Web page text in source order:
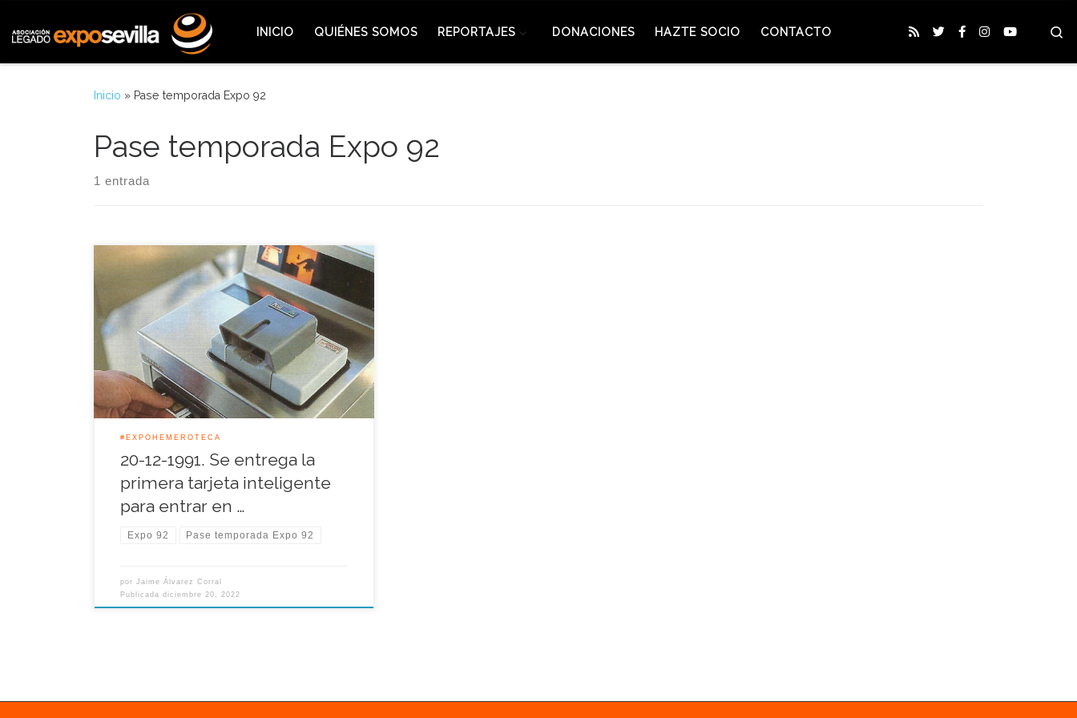
INICIO QUIÉNES SOMOS REPORTAJES DONACIONES HAZTE SOCIO CONTACTO
Inicio » Pase temporada Expo 92
Pase temporada Expo 92
1 entrada
El sistema de canje de la tarjeta Expo por la del
pase definitivo de temporada se presentó aquel 20
de diciembre de 1991 en un acto en el que se
entregó el primer pase de temporada a Ángel
Martínez Tarín, poseedor de la primera tarjeta que
la organizadora le proporcionó […]
#EXPOHEMEROTECA
20-12-1991. Se entrega la
primera tarjeta inteligente
para entrar en …
Expo 92 Pase temporada Expo 92
porJaime Álvarez Corral
Publicadadiciembre 20, 2022